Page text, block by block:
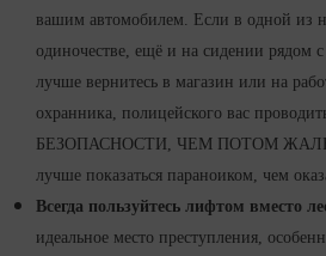
вашим автомобилем. Если в одной из
одиночестве, ещё и на сидении рядом
лучше вернитесь в магазин или на
охранника, полицейского вас
БЕЗОПАСНОСТИ, ЧЕМ ПОТОМ
лучше показаться параноиком, чем
Всегда пользуйтесь лифтом вместо
идеальное место преступления,